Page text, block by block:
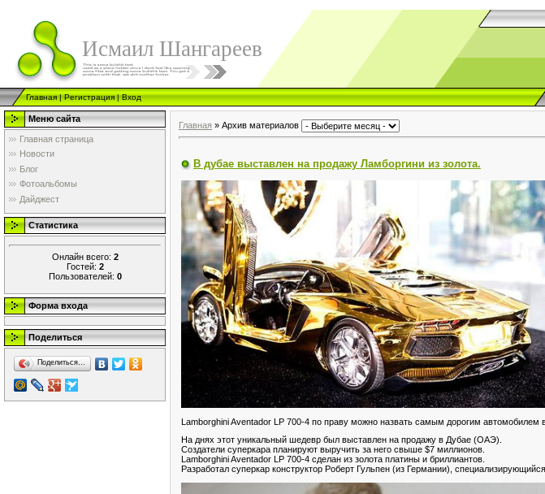
Исмаил Шангареев
Главная|Регистрация|Вход
Меню сайта
Главная страница
Новости
Блог
Фотоальбомы
Дайджест
Статистика
Онлайн всего: 2
Гостей: 2
Пользователей: 0
Форма входа
Поделиться
Поделиться…
Главная » Архив материалов
В дубае выставлен на продажу Ламборгини из золота.
Lamborghini Aventador LP 700-4 по праву можно назвать самым дорогим автомобилем
На днях этот уникальный шедевр был выставлен на продажу в Дубае (ОАЭ).
Создатели суперкара планируют выручить за него свыше $7 миллионов.
Lamborghini Aventador LP 700-4 сделан из золота платины и бриллиантов.
Разработал суперкар конструктор Роберт Гульпен (из Германии),